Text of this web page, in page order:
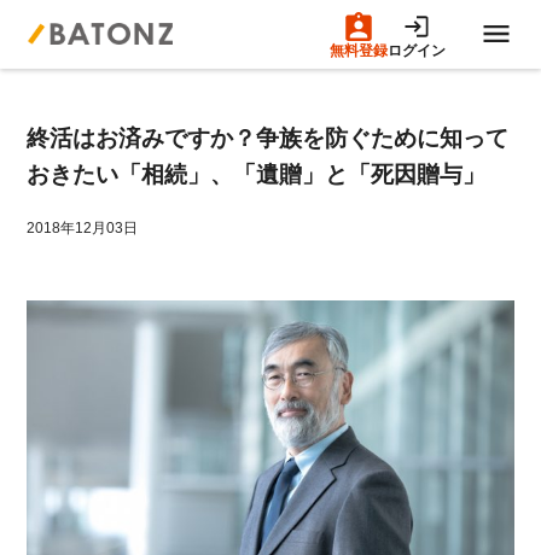
無料登録ログイン
M&A案件一覧
売りたい方へ
買いたい方へ
M&A専門家の方へ
終活はお済みですか？争族を防ぐために知って
おきたい「相続」、「遺贈」と「死因贈与」
2018年12月03日